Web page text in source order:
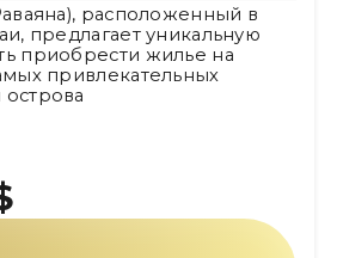
расположенный в
предлагает уникальную
приобрести жилье на
привлекательных